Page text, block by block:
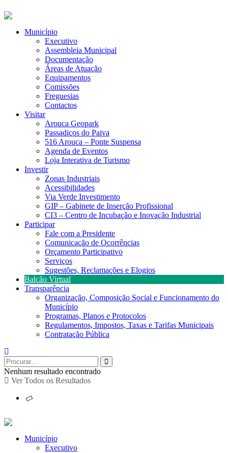
Município
Executivo
Assembleia Municipal
Documentação
Áreas de Atuação
Equipamentos
Comissões
Freguesias
Contactos
Visitar
Arouca Geopark
Passadiços do Paiva
516 Arouca – Ponte Suspensa
Agenda de Eventos
Loja Interativa de Turismo
Investir
Zonas Industriais
Acessibilidades
Via Verde Investimento
GIP – Gabinete de Inserção Profissional
CI3 – Centro de Incubação e Inovação Industrial
Participar
Fale com a Presidente
Comunicação de Ocorrências
Orçamento Participativo
Serviços
Sugestões, Reclamações e Elogios
Balcão Virtual
Transparência
Organização, Composição Social e Funcionamento do
Município
Programas, Planos e Protocolos
Regulamentos, Impostos, Taxas e Tarifas Municipais
Contratação Pública
Nenhum resultado encontrado
Ver Todos os Resultados
Município
Executivo